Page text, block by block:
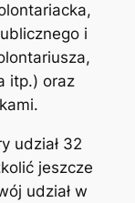
i
itp.) oraz
udział 32
jeszcze
udział w